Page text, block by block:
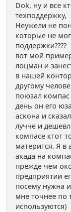
Dok, ну и все
техподдержку,
Неужели не
которые не
поддержки????
вот мой
лоцман и
в нашей
другому
поюзал
день он его
аскона и
лучче и
компасе ктот
матерится. Я в
акада на
прежде чем
предприятии
посему нужна
мне точнее по
используются)